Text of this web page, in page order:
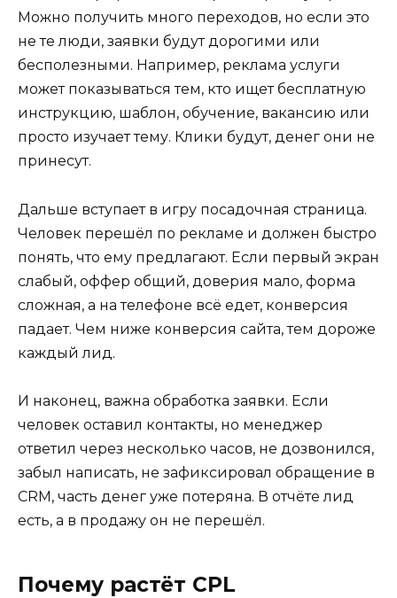
Можно получить много переходов, но если это
не те люди, заявки будут дорогими или
бесполезными. Например, реклама услуги
может показываться тем, кто ищет бесплатную
инструкцию, шаблон, обучение, вакансию или
просто изучает тему. Клики будут, денег они не
принесут.
Дальше вступает в игру посадочная страница.
Человек перешёл по рекламе и должен быстро
понять, что ему предлагают. Если первый экран
слабый, оффер общий, доверия мало, форма
сложная, а на телефоне всё едет, конверсия
падает. Чем ниже конверсия сайта, тем дороже
каждый лид.
И наконец, важна обработка заявки. Если
человек оставил контакты, но менеджер
ответил через несколько часов, не дозвонился,
забыл написать, не зафиксировал обращение в
CRM, часть денег уже потеряна. В отчёте лид
есть, а в продажу он не перешёл.
Почему растёт CPL